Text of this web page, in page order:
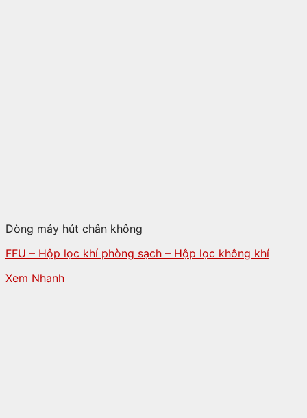
Dòng máy hút chân không
FFU – Hộp lọc khí phòng sạch – Hộp lọc không khí
Xem Nhanh